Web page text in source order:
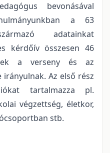
bevonásával
a 63
adatainkat
kérdőív összesen 46
a verseny és az
Az első rész
tartalmazza pl.
végzettség, életkor,
stb.